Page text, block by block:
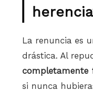
La renuncia es
drástica. Al
completamente
si nunca